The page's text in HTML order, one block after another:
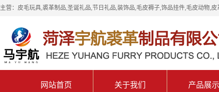
主营：皮毛玩具,裘革制品,圣诞礼品,节日礼品,装饰品,毛皮褥子,饰品挂件,毛皮动物,
网站首页 关于我们 产品展示